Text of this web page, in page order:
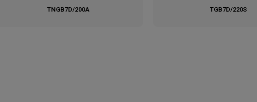
TNGB7D/200A TGB7D/220S